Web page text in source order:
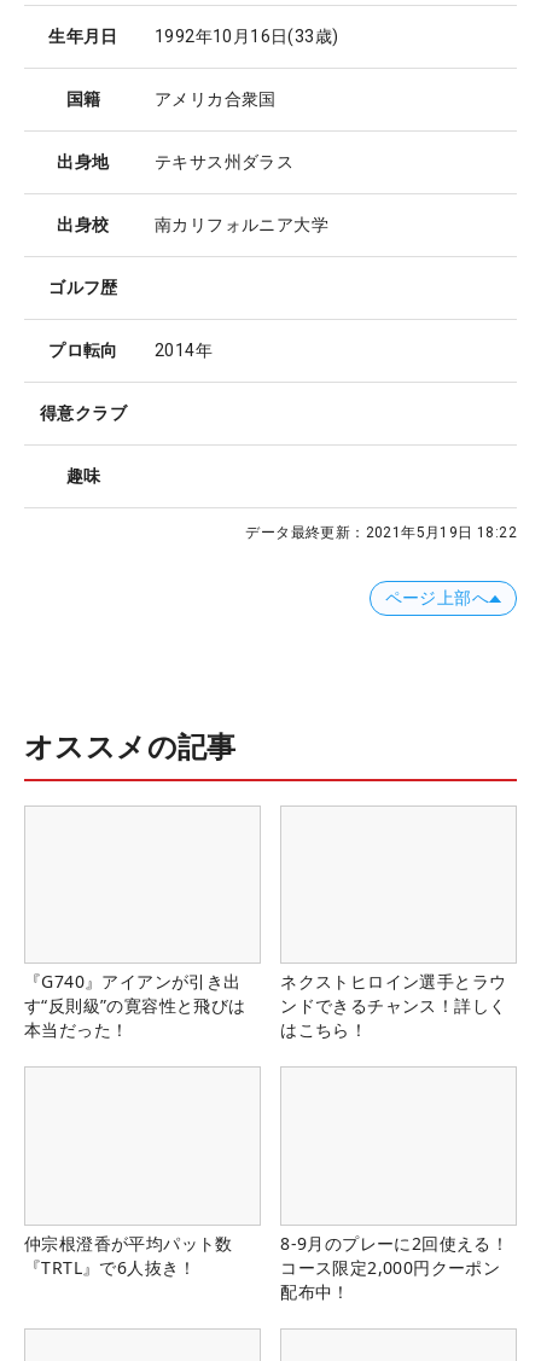
生年月日 1992年10月16日(33歳)
国籍 アメリカ合衆国
出身地 テキサス州ダラス
出身校 南カリフォルニア大学
ゴルフ歴
プロ転向 2014年
得意クラブ
趣味
データ最終更新： 2021年5月19日 18:22
ページ上部へ
オススメの記事
『G740』アイアンが引き出
す“反則級”の寛容性と飛びは
本当だった！
ネクストヒロイン選手とラウ
ンドできるチャンス！詳しく
はこちら！
仲宗根澄香が平均パット数
『TRTL』で6人抜き！
8-9月のプレーに2回使える！
コース限定2,000円クーポン
配布中！